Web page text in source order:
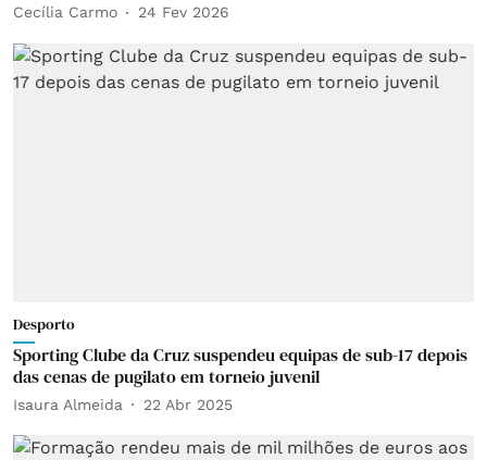
Cecília Carmo 24 Fev 2026
Desporto
Sporting Clube da Cruz suspendeu equipas de sub-17 depois
das cenas de pugilato em torneio juvenil
Isaura Almeida 22 Abr 2025